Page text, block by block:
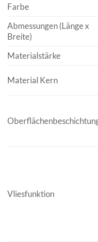
Farbe
Abmessungen (Länge x
Breite)
Materialstärke
Material Kern
Vliesfunktion